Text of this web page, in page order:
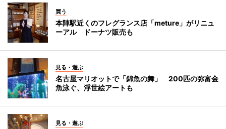
買う
本陣駅近くのフレグランス店「meture」がリニュ
ーアル ドーナツ販売も
見る・遊ぶ
名古屋マリオットで「錦魚の舞」 200匹の弥富金
魚泳ぐ、浮世絵アートも
見る・遊ぶ